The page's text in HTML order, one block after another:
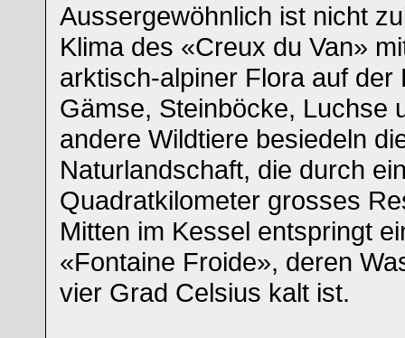
Aussergewöhnlich ist nicht
Klima des «Creux du Van»
arktisch-alpiner Flora auf der
Gämse, Steinböcke, Luchse
andere Wildtiere besiedeln
Naturlandschaft, die durch
Quadratkilometer grosses
Mitten im Kessel entspringt
«Fontaine Froide», deren
vier Grad Celsius kalt ist.